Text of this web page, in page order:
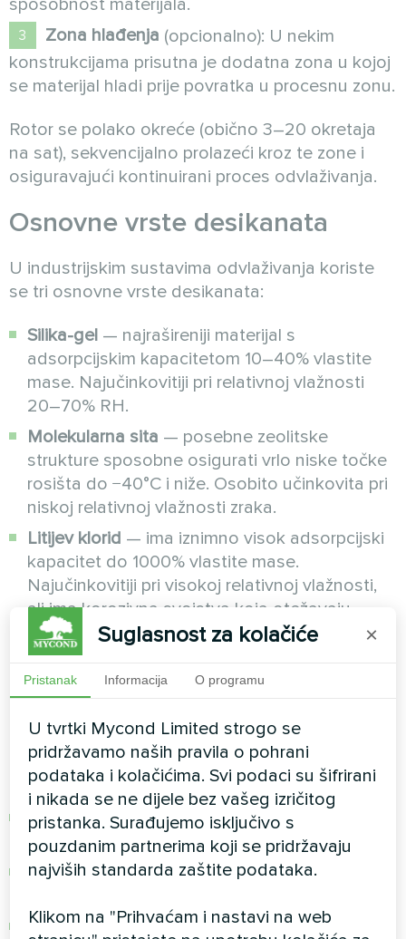
sposobnost materijala.
Zona hlađenja (opcionalno): U nekim
konstrukcijama prisutna je dodatna zona u kojoj
se materijal hladi prije povratka u procesnu zonu.
Rotor se polako okreće (obično 3–20 okretaja
na sat), sekvencijalno prolazeći kroz te zone i
osiguravajući kontinuirani proces odvlaživanja.
Osnovne vrste desikanata
U industrijskim sustavima odvlaživanja koriste
se tri osnovne vrste desikanata:
Silika-gel — najrašireniji materijal s
adsorpcijskim kapacitetom 10–40% vlastite
mase. Najučinkovitiji pri relativnoj vlažnosti
20–70% RH.
Molekularna sita — posebne zeolitske
strukture sposobne osigurati vrlo niske točke
rosišta do −40°C i niže. Osobito učinkovita pri
niskoj relativnoj vlažnosti zraka.
Litijev klorid — ima iznimno visok adsorpcijski
kapacitet do 1000% vlastite mase.
Najučinkovitiji pri visokoj relativnoj vlažnosti,
ali ima korozivna svojstva koja otežavaju
njegovu primjenu.
Prednosti desikantnih sustava
Prednosti adsorpcijskog odvlaživača koje
određuju njegovu primjenu u specifičnim
uvjetima:
Neograničen raspon dostižnih točaka rosišta,
uključujući vrlo niske vrijednosti (ispod −40°C).
Učinkovit rad pri svim temperaturama,
Vrlo suh zrak na izlazu s niskom apsolutnom
Suglasnost za kolačiće ×
Pristanak Informacija O programu
U tvrtki Mycond Limited strogo se
pridržavamo naših pravila o pohrani
podataka i kolačićima. Svi podaci su šifrirani
i nikada se ne dijele bez vašeg izričitog
pristanka. Surađujemo isključivo s
pouzdanim partnerima koji se pridržavaju
najviših standarda zaštite podataka.
Klikom na "Prihvaćam i nastavi na web